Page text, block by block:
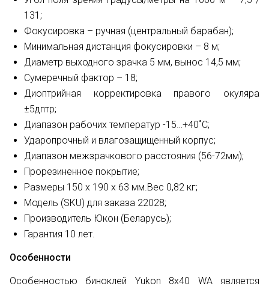
131;
Фокусировка – ручная (центральный барабан);
Минимальная дистанция фокусировки – 8 м;
Диаметр выходного зрачка 5 мм, вынос 14,5 мм;
Сумеречный фактор – 18;
Диоптрийная корректировка правого окуляра
±5дптр;
Диапазон рабочих температур -15…+40˚С;
Ударопрочный и влагозащищенный корпус;
Диапазон межзрачкового расстояния (56-72мм);
Прорезиненное покрытие;
Размеры 150 x 190 x 63 мм.Вес 0,82 кг;
Модель (SKU) для заказа 22028;
Производитель Юкон (Беларусь);
Гарантия 10 лет.
Особенности
Особенностью биноклей Yukon 8х40 WA является